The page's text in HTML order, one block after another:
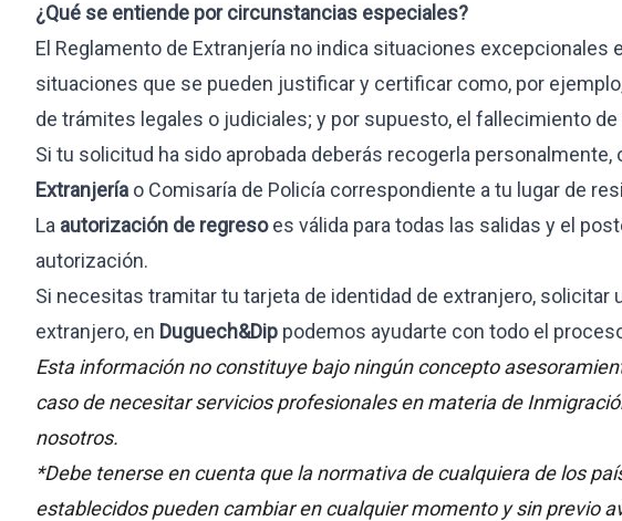
¿Qué se entiende por circunstancias especiales?
El Reglamento de Extranjería no indica situaciones
situaciones que se pueden justificar y certificar como, por
de trámites legales o judiciales; y por supuesto, el fallecimiento
Si tu solicitud ha sido aprobada deberás recogerla personalmente,
Extranjería o Comisaría de Policía correspondiente a tu lugar de
La autorización de regresoes válida para todas las salidas y el
autorización.
Si necesitas tramitar tu tarjeta de identidad de extranjero,
extranjero, en Duguech&Dip podemos ayudarte con todo el
Esta información no constituye bajo ningún concepto
caso de necesitar servicios profesionales en materia de
nosotros.
*Debe tenerse en cuenta que la normativa de cualquiera de los
establecidos pueden cambiar en cualquier momento y sin previo